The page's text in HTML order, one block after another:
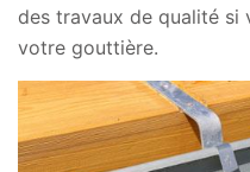
des travaux de qualité si
votre gouttière.